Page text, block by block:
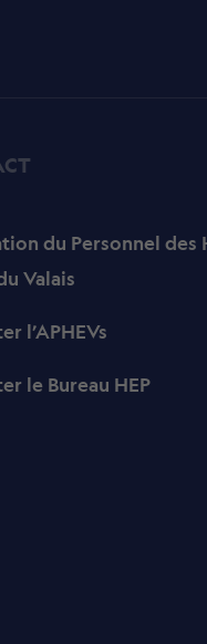
du Personnel des
Valais
l’APHEVs
le Bureau HEP